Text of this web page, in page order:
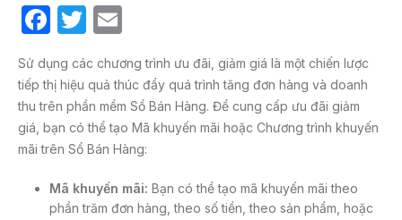
F
c
e
b
o
o
T
itt
er
ail
Sử dụng các chương trình ưu đãi, giảm giá là một chiến lược
tiếp thị hiệu quả thúc đẩy quá trình tăng đơn hàng và doanh
thu trên phần mềm Sổ Bán Hàng. Để cung cấp ưu đãi giảm
giá, bạn có thể tạo Mã khuyến mãi hoặc Chương trình khuyến
mãi trên Sổ Bán Hàng:
Mã khuyến mãi: Bạn có thể tạo mã khuyến mãi theo
phần trăm đơn hàng, theo số tiền, theo sản phẩm, hoặc